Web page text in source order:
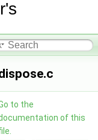
to the
of this